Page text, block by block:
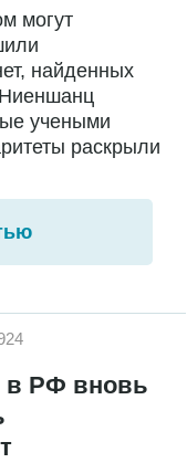
могут
найденных
учеными
раскрыли
в РФ вновь